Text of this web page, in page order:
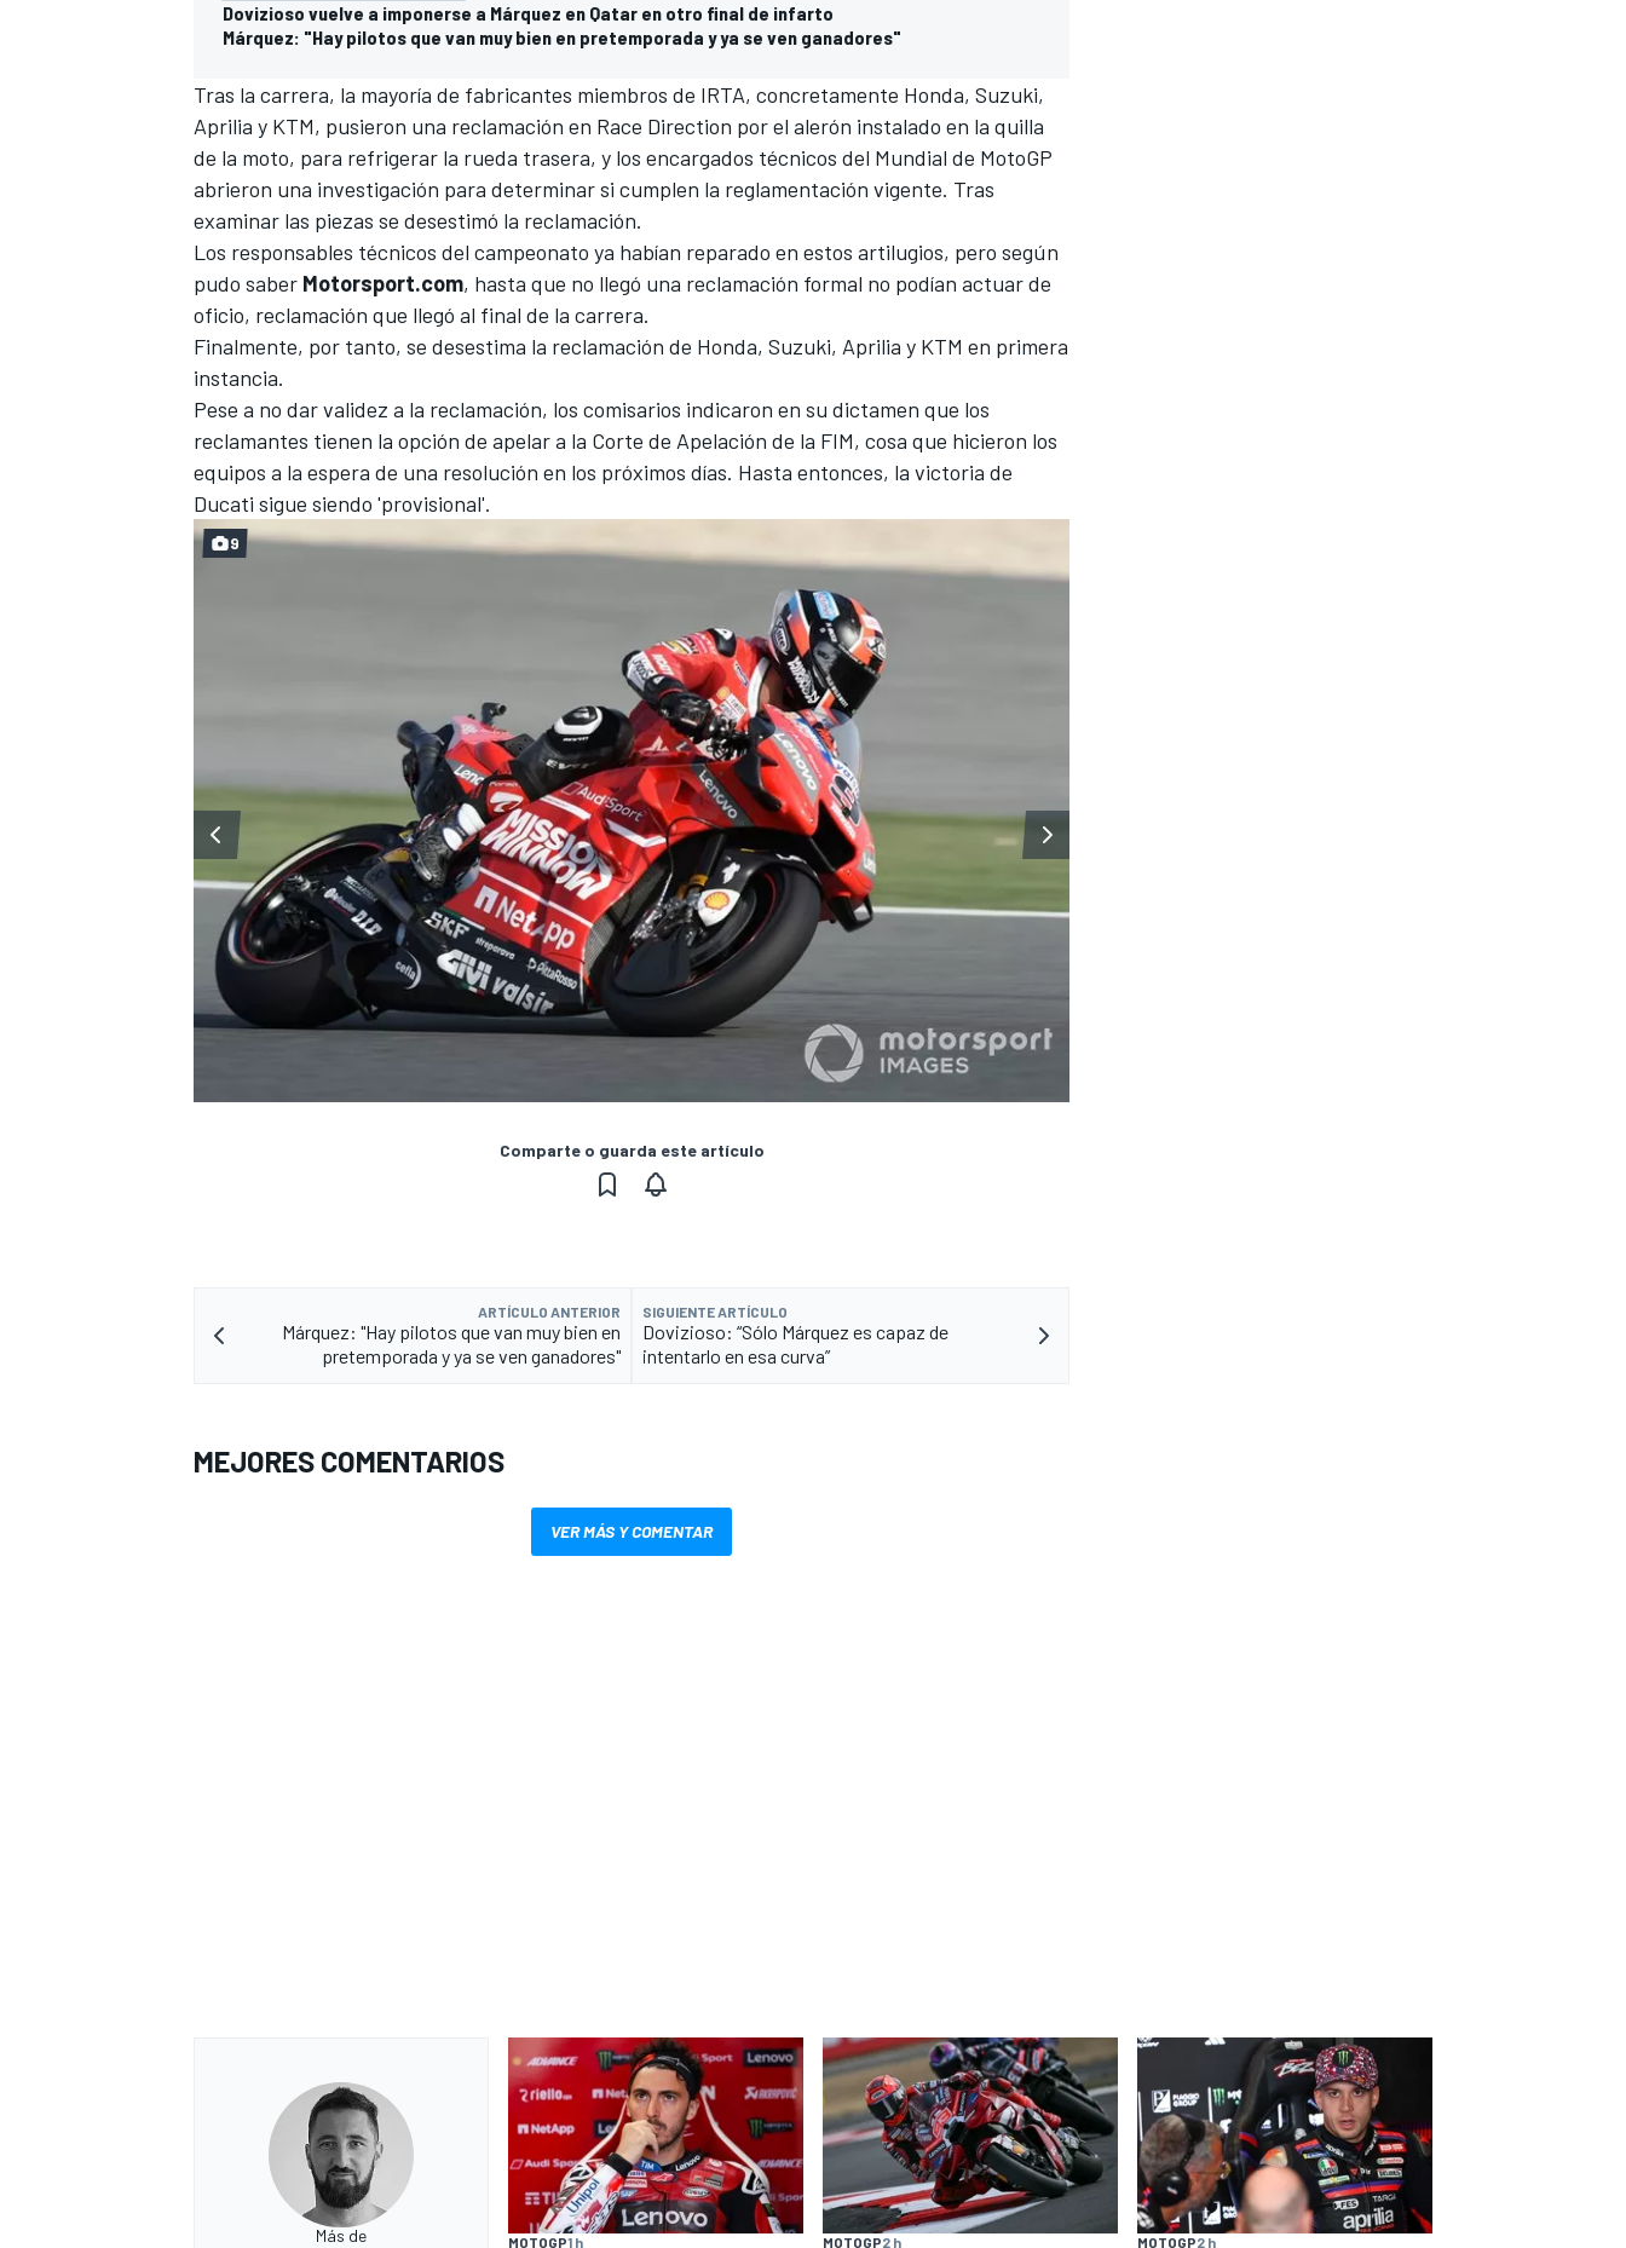
MÁS CATEGORÍAS
Dovizioso vuelve a imponerse a Márquez en Qatar en otro final de infarto
Márquez: "Hay pilotos que van muy bien en pretemporada y ya se ven ganadores"
Tras la carrera, la mayoría de fabricantes miembros de IRTA, concretamente Honda, Suzuki,
Aprilia y KTM, pusieron una reclamación en Race Direction por el alerón instalado en la quilla
de la moto, para refrigerar la rueda trasera, y los encargados técnicos del Mundial de MotoGP
abrieron una investigación para determinar si cumplen la reglamentación vigente. Tras
examinar las piezas se desestimó la reclamación.
Los responsables técnicos del campeonato ya habían reparado en estos artilugios, pero según
pudo saber Motorsport.com, hasta que no llegó una reclamación formal no podían actuar de
oficio, reclamación que llegó al final de la carrera.
Finalmente, por tanto, se desestima la reclamación de Honda, Suzuki, Aprilia y KTM en primera
instancia.
Pese a no dar validez a la reclamación, los comisarios indicaron en su dictamen que los
reclamantes tienen la opción de apelar a la Corte de Apelación de la FIM, cosa que hicieron los
equipos a la espera de una resolución en los próximos días. Hasta entonces, la victoria de
Ducati sigue siendo 'provisional'.
9
Comparte o guarda este artículo
ARTÍCULO ANTERIOR
Márquez: "Hay pilotos que van muy bien en
pretemporada y ya se ven ganadores"
SIGUIENTE ARTÍCULO
Dovizioso: “Sólo Márquez es capaz de
intentarlo en esa curva”
MEJORES COMENTARIOS
VER MÁS Y COMENTAR
Más de MOTOGP1 h MOTOGP2 h MOTOGP2 h